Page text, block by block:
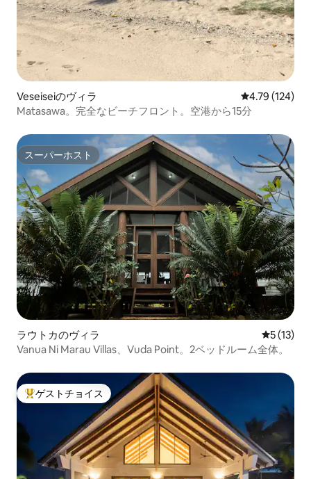
Veseiseiのヴィラ レビュー124
4.79 (124)
Matasawa。完全なビーチフロント。空港から15分
スーパーホスト
スーパーホスト
ラウトカのヴィラ レビュー
5 (13)
Vanua Ni Marau Villas、Vuda Point。2ベッドルーム全体。
大好評のゲストチョイスです。
ゲストチョイス